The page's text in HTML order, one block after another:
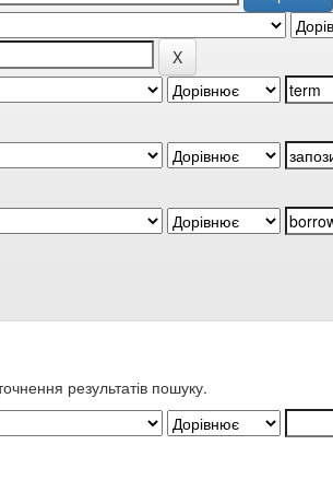
результатів пошуку.